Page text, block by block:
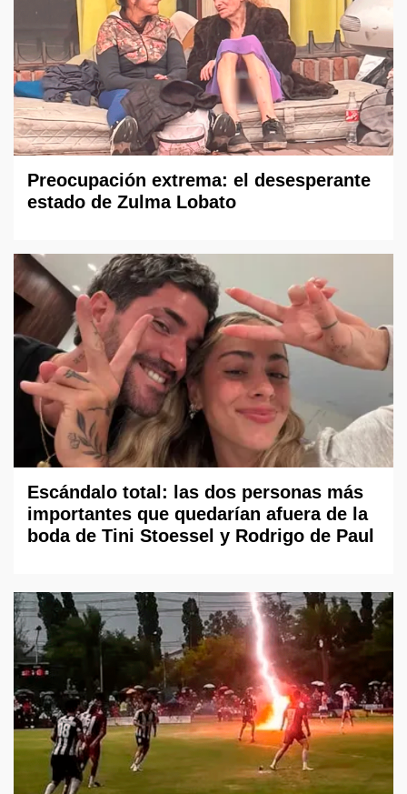
Preocupación extrema: el desesperante
estado de Zulma Lobato
Escándalo total: las dos personas más
importantes que quedarían afuera de la
boda de Tini Stoessel y Rodrigo de Paul